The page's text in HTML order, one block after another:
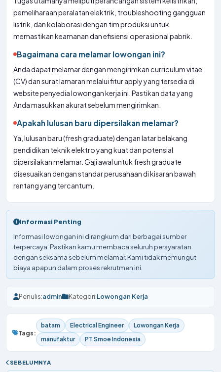
pemeliharaan peralatan elektrik, troubleshooting gangguan
listrik, dan kolaborasi dengan tim produksi untuk
memastikan keamanan dan efisiensi operasional pabrik.
Bagaimana cara melamar lowongan ini?
Anda dapat melamar dengan mengirimkan curriculum vitae
(CV) dan surat lamaran melalui fitur apply yang tersedia di
website penyedia lowongan kerja ini. Pastikan data yang
Anda masukkan akurat sebelum mengirimkan.
Apakah lulusan baru dipersilakan melamar?
Ya, lulusan baru (fresh graduate) dengan latar belakang
pendidikan teknik elektro yang kuat dan potensial
dipersilakan melamar. Gaji awal untuk fresh graduate
disesuaikan dengan standar perusahaan di kisaran bawah
rentang yang tercantum.
Informasi Penting
Informasi lowongan ini dirangkum dari berbagai sumber
terpercaya. Pastikan kamu membaca seluruh persyaratan
dengan seksama sebelum melamar. Kami tidak memungut
biaya apapun dalam proses rekrutmen ini.
Penulis:admin Kategori:Lowongan Kerja
Tags:
batam Electrical Engineer
Lowongan Kerja
manufaktur
PT Smoe Indonesia
SEBELUMNYA